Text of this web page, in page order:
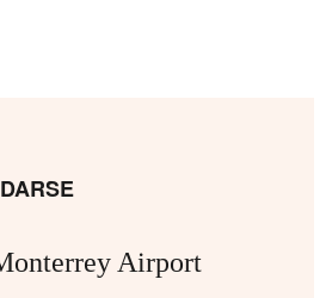
Airport